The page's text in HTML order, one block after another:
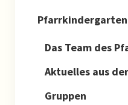
Pfarrkindergarten
Das Team des
Aktuelles aus
Gruppen